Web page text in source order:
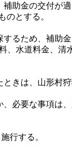
補助金の交付が
のとする。
るため、補助
、水道料金、清
ときは、山形村
必要な事項は、
行する。